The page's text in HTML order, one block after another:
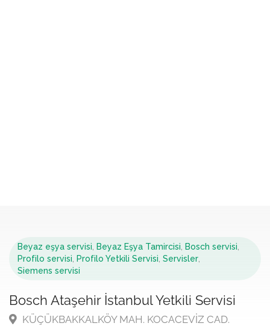
Beyaz eşya servisi Beyaz Eşya Tamircisi Bosch servisi
Profilo servisi
Profilo Yetkili Servisi Servisler
Siemens servisi
Bosch Ataşehir İstanbul Yetkili Servisi
KÜÇÜKBAKKALKÖY MAH. KOCACEVİZ CAD.